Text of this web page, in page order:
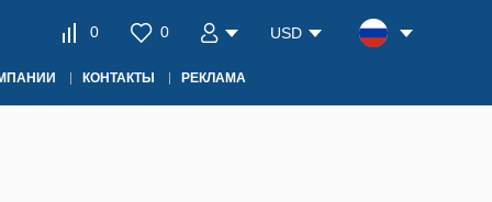
0 0 USD
КОНТАКТЫ РЕКЛАМА